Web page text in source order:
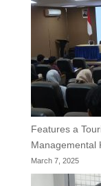
Features a
Managemental
March 7, 2025